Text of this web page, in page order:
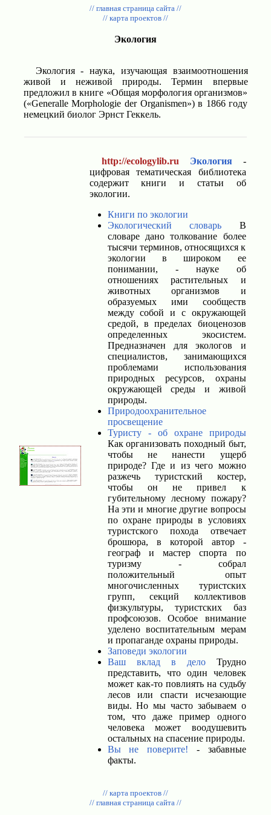
// главная страница сайта //
// карта проектов //
Экология
Экология - наука, изучающая взаимоотношения
живой и неживой природы. Термин впервые
предложил в книге «Общая морфология организмов»
(«Generalle Morphologie der Organismen») в 1866 году
немецкий биолог Эрнст Геккель.
http://ecologylib.ru Экология-
цифровая тематическая библиотека
содержит книги и статьи об
экологии.
Книги по экологии
Экологический словарь В
словаре дано толкование более
тысячи терминов, относящихся к
экологии в широком ее
понимании, - науке об
отношениях растительных и
животных организмов и
образуемых ими сообществ
между собой и с окружающей
средой, в пределах биоценозов
определенных экосистем.
Предназначен для экологов и
специалистов, занимающихся
проблемами использования
природных ресурсов, охраны
окружающей среды и живой
природы.
Природоохранительное
просвещение
Туристу - об охране природы
Как организовать походный быт,
чтобы не нанести ущерб
природе? Где и из чего можно
разжечь туристский костер,
чтобы он не привел к
губительному лесному пожару?
На эти и многие другие вопросы
по охране природы в условиях
туристского похода отвечает
брошюра, в которой автор -
географ и мастер спорта по
туризму - собрал
положительный опыт
многочисленных туристских
групп, секций коллективов
физкультуры, туристских баз
профсоюзов. Особое внимание
уделено воспитательным мерам
и пропаганде охраны природы.
Заповеди экологии
Ваш вклад в делоТрудно
представить, что один человек
может как-то повлиять на судьбу
лесов или спасти исчезающие
виды. Но мы часто забываем о
том, что даже пример одного
человека может воодушевить
остальных на спасение природы.
Вы не поверите! - забавные
факты.
// карта проектов //
// главная страница сайта //